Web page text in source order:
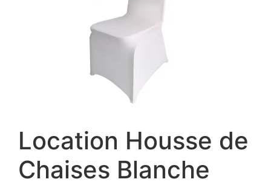
Location Housse de
Chaises Blanche